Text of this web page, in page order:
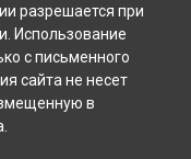
разрешается при
Использование
с письменного
сайта не несет
в